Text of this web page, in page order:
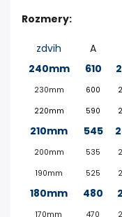
Rozmery:
zdvih A
240mm
610
230mm 600
220mm
590
210mm 545
200mm 535
190mm
525
180mm
480
170mm 470